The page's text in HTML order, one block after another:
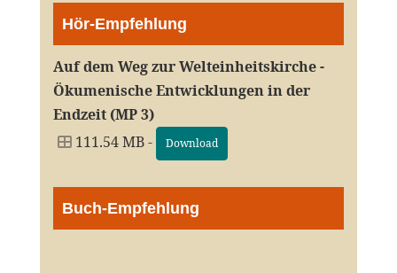
Hör-Empfehlung
Auf dem Weg zur Welteinheitskirche -
Ökumenische Entwicklungen in der
Endzeit (MP 3)
111.54 MB -
Download
Buch-Empfehlung